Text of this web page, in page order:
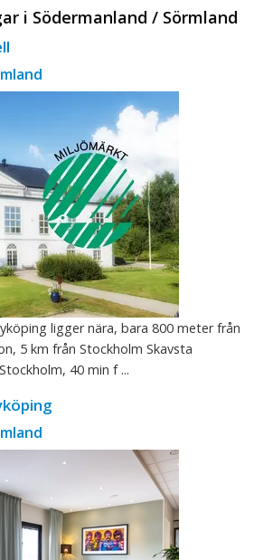
i Södermanland / Sörmland
ligger nära, bara 800 meter från
5 km från Stockholm Skavsta
40 min f ...